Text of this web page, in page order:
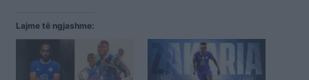
Lajme të ngjashme: